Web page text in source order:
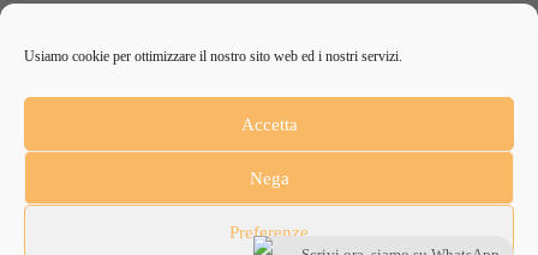
Usiamo cookie per ottimizzare il nostro sito web ed i nostri servizi.
Accetta
Nega
Preferenze
ANCHE
Anche un piccolo aiuto può fare una grande differenza